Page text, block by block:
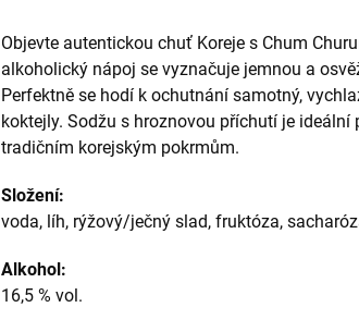
Objevte autentickou chuť Koreje s Chum
alkoholický nápoj se vyznačuje jemnou a
Perfektně se hodí k ochutnání samotný,
koktejly. Sodžu s hroznovou příchutí je
tradičním korejským pokrmům.
Složení:
voda, líh, rýžový/ječný slad, fruktóza,
Alkohol:
16,5 % vol.